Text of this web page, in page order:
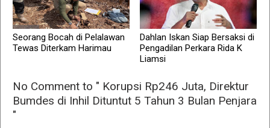
Seorang Bocah di Pelalawan
Tewas Diterkam Harimau
Dahlan Iskan Siap Bersaksi di
Pengadilan Perkara Rida K
Liamsi
No Comment to " Korupsi Rp246 Juta, Direktur
Bumdes di Inhil Dituntut 5 Tahun 3 Bulan Penjara
"